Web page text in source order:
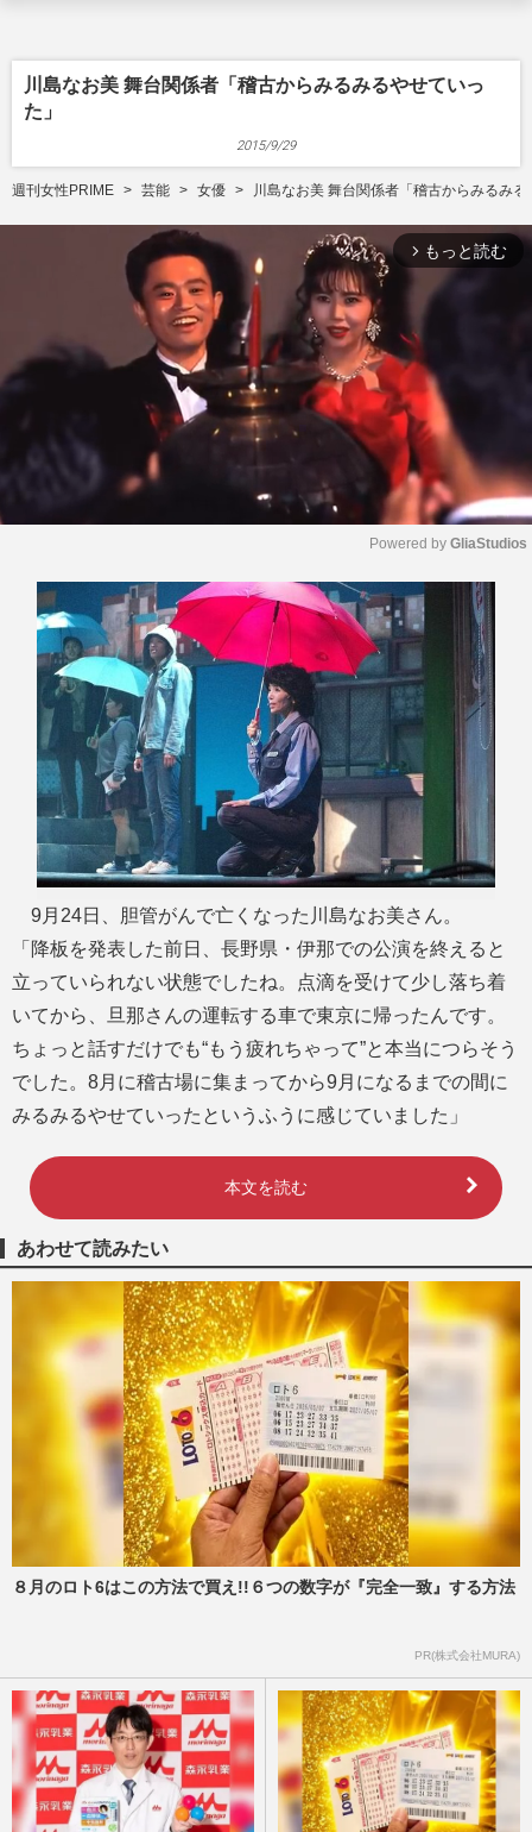
川島なお美 舞台関係者「稽古からみるみるやせていっ
た」
2015/9/29
週刊女性PRIME 芸能 女優 川島なお美 舞台関係者「稽古からみるみ
arrow_forward_ios もっと読む
Powered by GliaStudios
9月24日、胆管がんで亡くなった川島なお美さん。
「降板を発表した前日、長野県・伊那での公演を終えると
立っていられない状態でしたね。点滴を受けて少し落ち着
いてから、旦那さんの運転する車で東京に帰ったんです。
ちょっと話すだけでも“もう疲れちゃって”と本当につらそう
でした。8月に稽古場に集まってから9月になるまでの間に
みるみるやせていったというふうに感じていました」
本文を読む
あわせて読みたい
８月のロト6はこの方法で買え!!６つの数字が『完全一致』する方法
PR(株式会社MURA)